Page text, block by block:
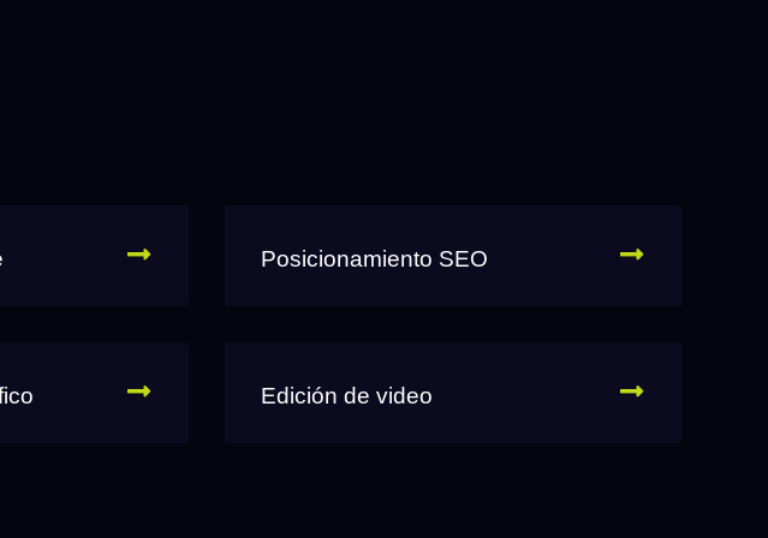
Posicionamiento SEO
Edición de video